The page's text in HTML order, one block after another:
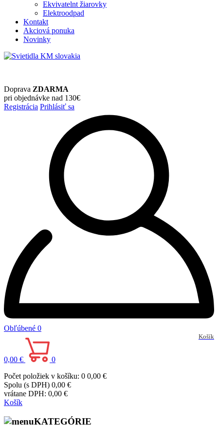
Ekvivatelnt žiarovky
Elektroodpad
Kontakt
Akciová ponuka
Novinky
Doprava ZDARMA
pri objednávke nad 130€
Registrácia Prihlásiť sa
Obľúbené 0
Košík
0,00 €
0
Počet položiek v košíku: 0 0,00 €
Spolu (s DPH) 0,00 €
vrátane DPH: 0,00 €
Košík
KATEGÓRIE